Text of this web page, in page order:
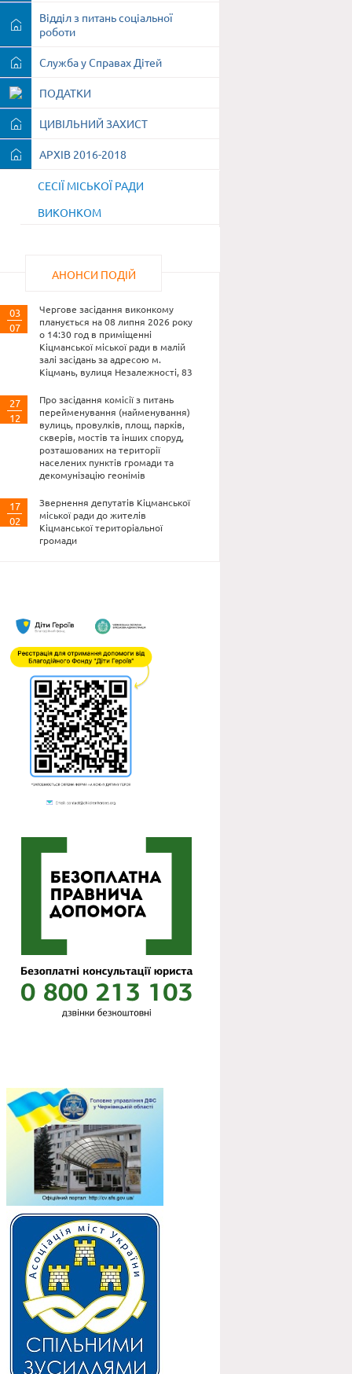
Відділ з питань соціальної
роботи
Служба у Справах Дітей
ПОДАТКИ
ЦИВІЛЬНИЙ ЗАХИСТ
АРХІВ 2016-2018
СЕСІЇ МІСЬКОЇ РАДИ
ВИКОНКОМ
АНОНСИ ПОДІЙ
03
07
Чергове засідання виконкому
планується на 08 липня 2026 року
о 14:30 год в приміщенні
Кіцманської міської ради в малій
залі засідань за адресою м.
Кіцмань, вулиця Незалежності, 83
27
12
Про засідання комісії з питань
перейменування (найменування)
вулиць, провулків, площ, парків,
скверів, мостів та інших споруд,
розташованих на території
населених пунктів громади та
декомунізацію геонімів
17
02
Звернення депутатів Кіцманської
міської ради до жителів
Кіцманської територіальної
громади